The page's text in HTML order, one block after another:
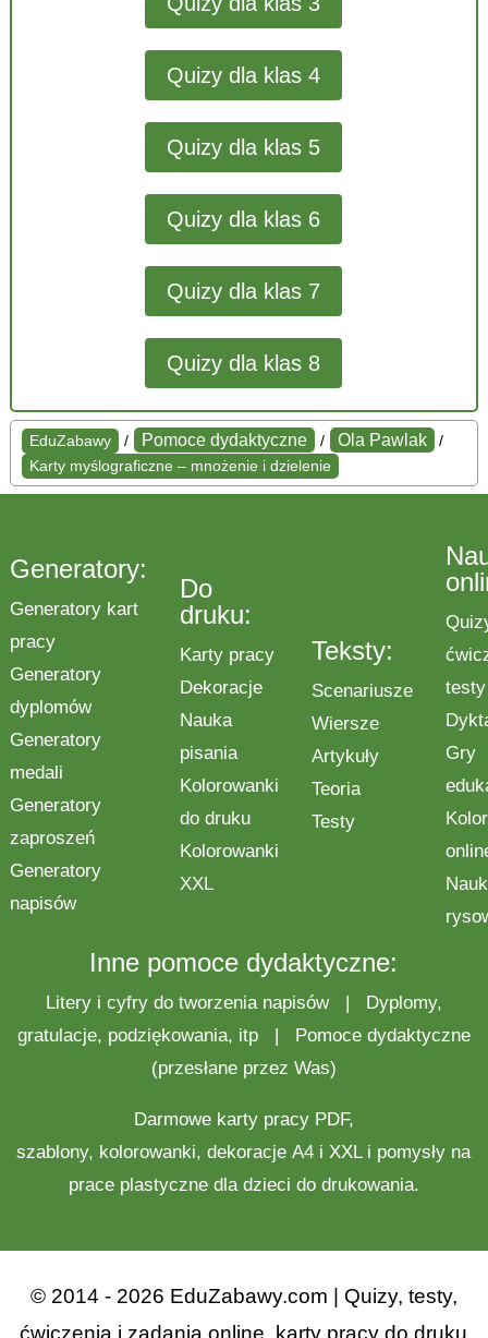
Quizy dla klas 4
Quizy dla klas 5
Quizy dla klas 6
Quizy dla klas 7
Quizy dla klas 8
EduZabawy / Pomoce dydaktyczne / Ola Pawlak
/
Karty myślograficzne – mnożenie i dzielenie
Generatory:
Generatory kart
pracy
Generatory
dyplomów
Generatory
medali
Generatory
zaproszeń
Generatory
napisów
Do
druku:
Karty pracy
Dekoracje
Nauka
pisania
Kolorowanki
do druku
Kolorowanki
XXL
Teksty:
Scenariusze
Wiersze
Artykuły
Teoria
Testy
testy
Gry
Inne pomoce dydaktyczne:
Litery i cyfry do tworzenia napisów|
Dyplomy,
gratulacje, podziękowania, itp|
Pomoce dydaktyczne
(przesłane przez Was)
Darmowe karty pracyPDF,
szablony, kolorowanki,dekoracje A4 i XXL i pomysły na
prace plastycznedla dzieci do drukowania.
© 2014 - 2026 EduZabawy.com | Quizy, testy,
ćwiczenia i zadania online, karty pracy do druku